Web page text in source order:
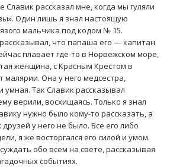
Славик рассказал мне, когда мы гуляли
Один лишь я знал настоящую
мальчика под кодом № 15.
что папаша его — капитан
плавает где-то в Норвежском море,
женщина, с Красным Крестом в
Она у него медсестра,
Так Славик рассказывал
верили, восхищаясь. Только я знал
нужно было кому-то рассказать, а
у него не было. Все его либо
я же восторгался его силой и умом.
обо всем на свете, рассказывая
событиях.